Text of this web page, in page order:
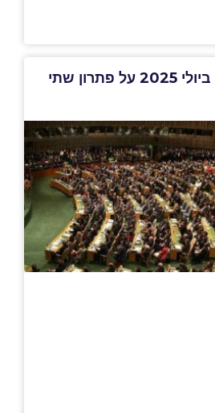
רקע לכנס האו"ם ביולי 2025 על פתרון שתי